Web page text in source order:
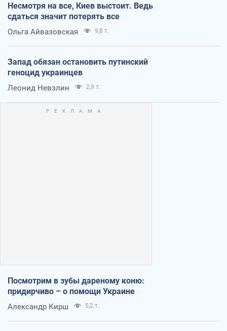
Несмотря на все, Киев выстоит. Ведь
сдаться значит потерять все
Ольга Айвазовская 9,8 т.
Запад обязан остановить путинский
геноцид украинцев
Леонид Невзлин 2,9 т.
Посмотрим в зубы дареному коню:
придирчиво – о помощи Украине
Александр Кирш 5,2 т.